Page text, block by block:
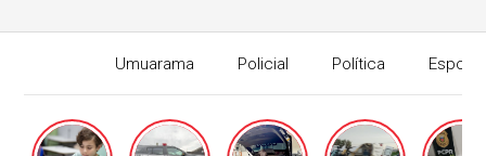
Umuarama Policial Política
Edição